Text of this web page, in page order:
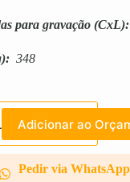
para gravação (CxL):
348
Adicionar ao
Pedir via WhatsApp